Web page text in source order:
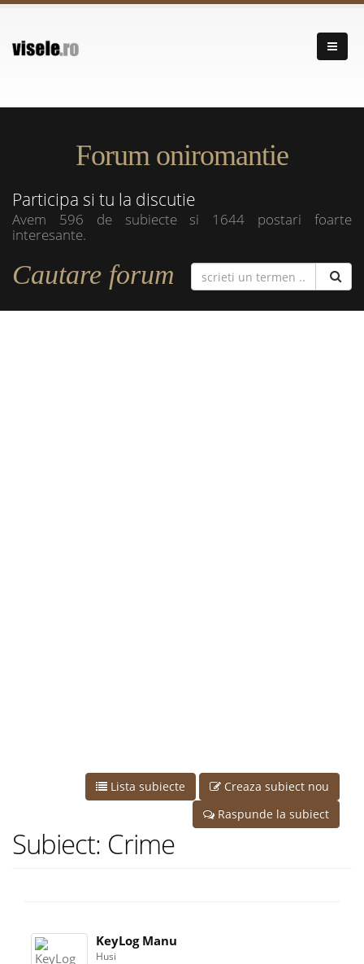
Forum oniromantie
Participa si tu la discutie
Avem 596 de subiecte si 1644 postari foarte
interesante.
Cautare forum
Lista subiecte
Creaza subiect nou
Raspunde la subiect
Subiect: Crime
KeyLog Manu
Husi